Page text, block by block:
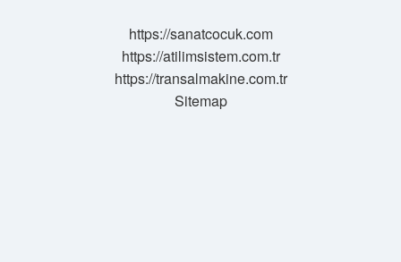
Dayanışma
Katkıları
https://sanatcocuk.com
https://atilimsistem.com.tr
https://transalmakine.com.tr
Sitemap